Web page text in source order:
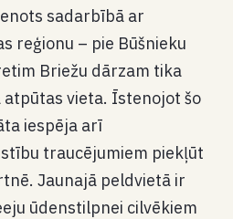
sadarbībā ar
reģionu – pie Būšnieku
Briežu dārzam tika
vieta. Īstenojot šo
iespēja arī
traucējumiem piekļūt
Jaunajā peldvietā ir
ūdenstilpnei cilvēkiem